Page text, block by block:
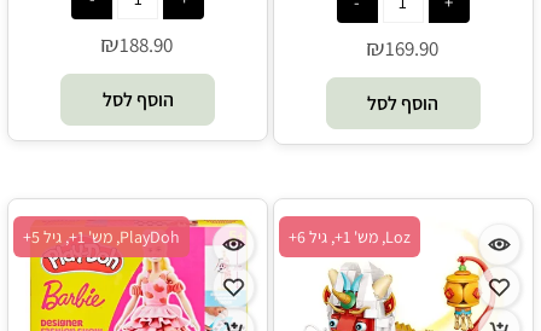
₪169.90
הוסף לסל
₪188.90
הוסף לסל
Loz, מש' 1+, גיל 6+ PlayDoh, מש' 1+, גיל 5+